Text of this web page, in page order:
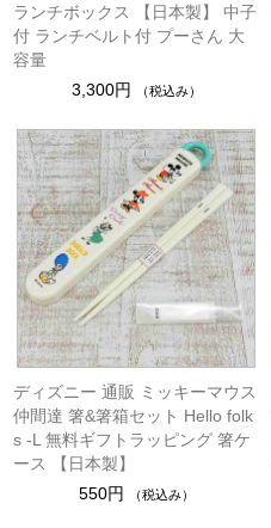
ランチボックス 【日本製】 中子
付 ランチベルト付 プーさん 大
容量
3,300円
（税込み）
ディズニー 通販 ミッキーマウス
仲間達 箸&箸箱セット Hello folk
s -L 無料ギフトラッピング 箸ケ
ース 【日本製】
550円
（税込み）